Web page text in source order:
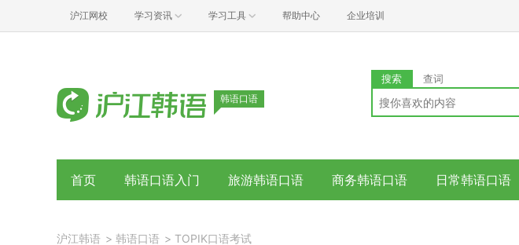
沪江网校 学习资讯 学习工具 帮助中心 企业培训
韩语口语
搜索 查词
首页 韩语口语入门 旅游韩语口语 商务韩语口语 日常韩语口语
沪江韩语 > 韩语口语 > TOPIK口语考试